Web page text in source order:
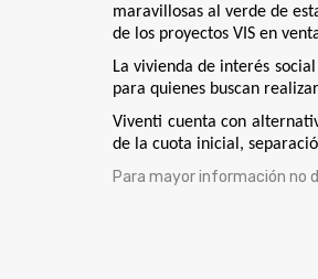
maravillosas al verde de
de los proyectos VIS en
La vivienda de interés
para quienes buscan
Viventi cuenta con
de la cuota inicial,
Para mayor información no